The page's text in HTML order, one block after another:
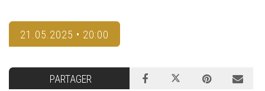
21.05.2025 • 20:00
PARTAGER